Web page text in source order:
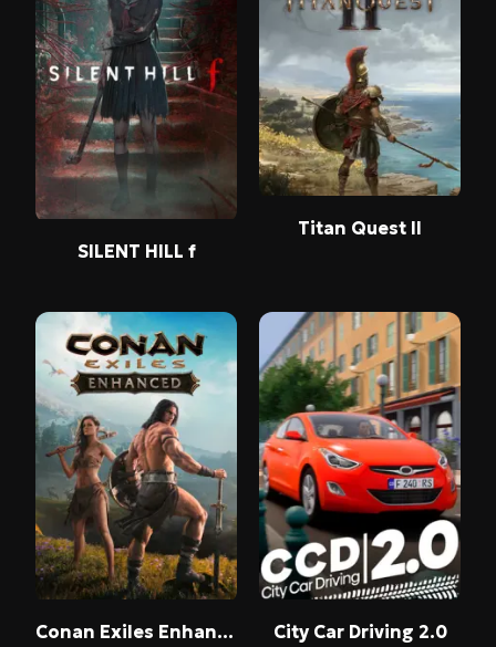
SILENT HILL f
Titan Quest II
Conan Exiles Enhanced City Car Driving 2.0